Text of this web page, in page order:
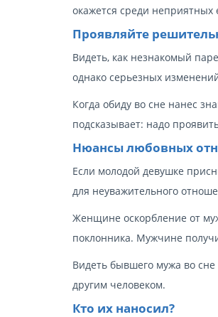
окажется среди неприятных
Проявляйте
Видеть, как незнакомый
однако серьезных
Когда обиду во сне нанес
подсказывает: надо
Нюансы любовных
Если молодой девушке
для неуважительного
Женщине оскорбление от
поклонника. Мужчине
Видеть бывшего мужа во сне
другим человеком.
Кто их наносил?